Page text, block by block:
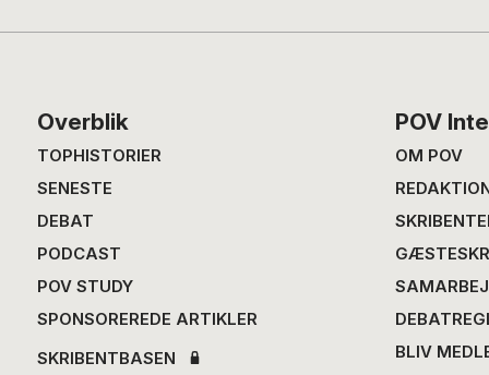
Footer
Overblik
TOPHISTORIER
SENESTE
DEBAT
PODCAST
POV STUDY
SPONSOREREDE ARTIKLER
SKRIBENTBASEN
POV
OM POV
BLIV